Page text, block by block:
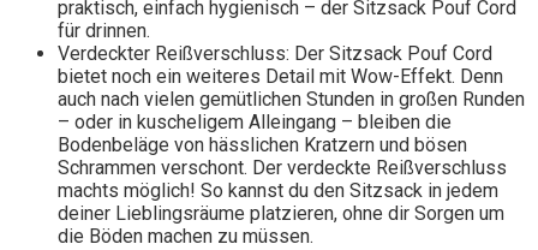
praktisch, einfach hygienisch – der Sitzsack Pouf Cord
für drinnen.
Verdeckter Reißverschluss: Der Sitzsack Pouf Cord
bietet noch ein weiteres Detail mit Wow-Effekt. Denn
auch nach vielen gemütlichen Stunden in großen Runden
– oder in kuscheligem Alleingang – bleiben die
Bodenbeläge von hässlichen Kratzern und bösen
Schrammen verschont. Der verdeckte Reißverschluss
machts möglich! So kannst du den Sitzsack in jedem
deiner Lieblingsräume platzieren, ohne dir Sorgen um
die Böden machen zu müssen.